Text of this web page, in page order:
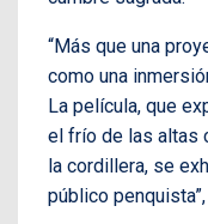
“Más que una
como una
La película, que
el frío de las altas
la cordillera, se
público